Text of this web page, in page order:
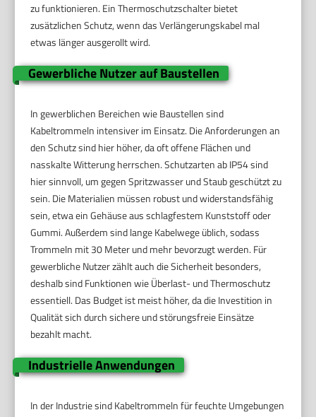
zu funktionieren. Ein Thermoschutzschalter bietet
zusätzlichen Schutz, wenn das Verlängerungskabel mal
etwas länger ausgerollt wird.
Gewerbliche Nutzer auf Baustellen
In gewerblichen Bereichen wie Baustellen sind
Kabeltrommeln intensiver im Einsatz. Die Anforderungen an
den Schutz sind hier höher, da oft offene Flächen und
nasskalte Witterung herrschen. Schutzarten ab IP54 sind
hier sinnvoll, um gegen Spritzwasser und Staub geschützt zu
sein. Die Materialien müssen robust und widerstandsfähig
sein, etwa ein Gehäuse aus schlagfestem Kunststoff oder
Gummi. Außerdem sind lange Kabelwege üblich, sodass
Trommeln mit 30 Meter und mehr bevorzugt werden. Für
gewerbliche Nutzer zählt auch die Sicherheit besonders,
deshalb sind Funktionen wie Überlast- und Thermoschutz
essentiell. Das Budget ist meist höher, da die Investition in
Qualität sich durch sichere und störungsfreie Einsätze
bezahlt macht.
Industrielle Anwendungen
In der Industrie sind Kabeltrommeln für feuchte Umgebungen